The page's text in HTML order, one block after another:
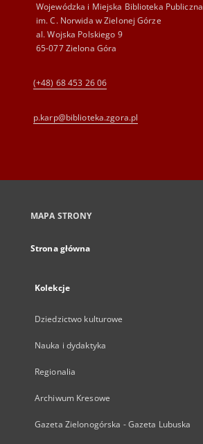
Wojewódzka i Miejska Biblioteka Publiczna
im. C. Norwida w Zielonej Górze
al. Wojska Polskiego 9
65-077 Zielona Góra
(+48) 68 453 26 06
p.karp@biblioteka.zgora.pl
MAPA STRONY
Strona główna
Kolekcje
Dziedzictwo kulturowe
Nauka i dydaktyka
Regionalia
Archiwum Kresowe
Gazeta Zielonogórska - Gazeta Lubuska